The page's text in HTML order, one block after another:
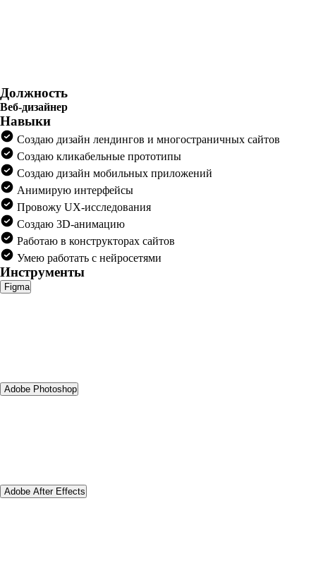
Должность
Веб-дизайнер
Навыки
Создаю дизайн лендингов и многостраничных сайтов
Создаю кликабельные прототипы
Создаю дизайн мобильных приложений
Анимирую интерфейсы
Провожу UX-исследования
Создаю 3D-анимацию
Работаю в конструкторах сайтов
Умею работать с нейросетями
Инструменты
Figma
Adobe Photoshop
Adobe After Effects